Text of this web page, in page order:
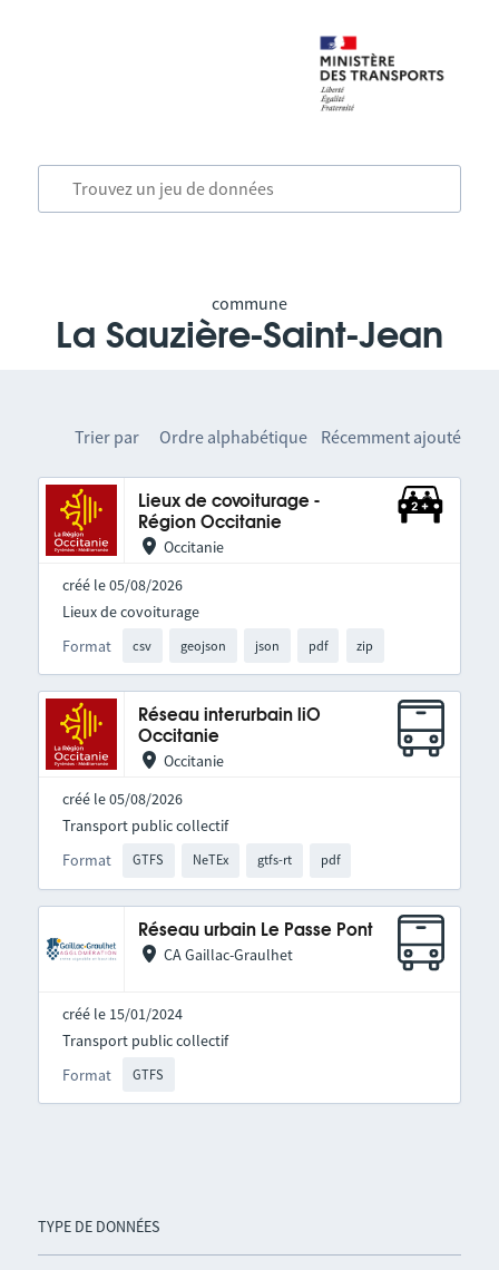
commune
La Sauzière-Saint-Jean
TYPE DE DONNÉES
Trier par Ordre alphabétique Récemment ajouté
Lieux de covoiturage -
Région Occitanie
Occitanie
créé le 05/08/2026
Format csv geojson json pdf zip
Lieux de covoiturage
Réseau interurbain liO
Occitanie
Occitanie
créé le 05/08/2026
Format GTFS NeTEx gtfs-rt pdf
Transport public collectif
Réseau urbain Le Passe Pont
CA Gaillac-Graulhet
créé le 15/01/2024
Format GTFS
Transport public collectif